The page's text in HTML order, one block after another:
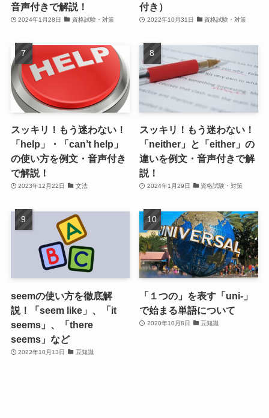
音声付きで解説！
2024年1月28日 資格試験・対策
付き）
2022年10月31日 資格試験・対策
スッキリ！もう迷わない！
「help」・「can’t help」
の使い方を例文・音声付き
で解説！
2023年12月22日 文法
スッキリ！もう迷わない！
「neither」と「either」の
違いを例文・音声付きで解
説！
2024年1月29日 資格試験・対策
seemの使い方を徹底解
説！「seem like」、「it
seems」、「there
seems」など
2022年10月13日 豆知識
「１つの」を表す「uni-」
で始まる単語について
2020年10月8日 豆知識